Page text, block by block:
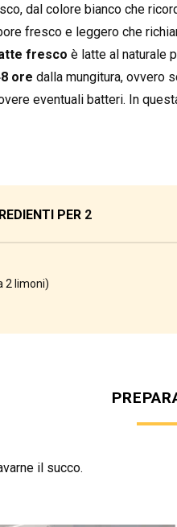
dal colore bianco che
fresco e leggero che
fresco è latte al naturale
ore dalla mungitura, ovvero
eventuali batteri. In
PER 2
2 limoni)
il succo.